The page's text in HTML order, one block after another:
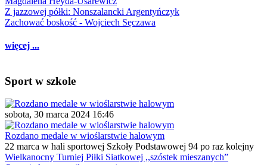
Z jazzowej półki: Nonszalancki Argentyńczyk
Zachować boskość - Wojciech Sęczawa
więcej ...
Sport w szkole
sobota, 30 marca 2024 16:46
Rozdano medale w wioślarstwie halowym
22 marca w hali sportowej Szkoły Podstawowej 94 po raz kolejny
Wielkanocny Turniej Piłki Siatkowej ,,szóstek mieszanych”